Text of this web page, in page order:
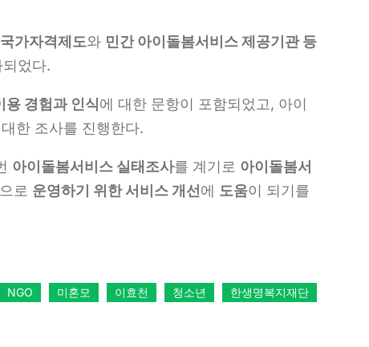
가자격제도와 민간 아이돌봄서비스 제공기관 등
었다.
용 경험과 인식에 대한 문항이 포함되었고, 아이
한 조사를 진행한다.
아이돌봄서비스 실태조사를 계기로 아이돌봄서
으로 운영하기 위한 서비스 개선에 도움이 되기를
NGO 미혼모 이효천 청소년 한생명복지재단